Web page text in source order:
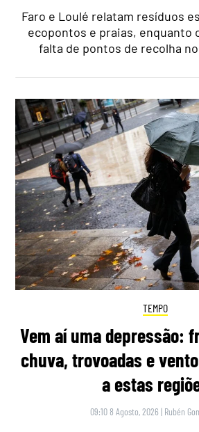
Faro e Loulé relatam resíduos
ecopontos e praias, enquanto
falta de pontos de recolha
TEMPO
Vem aí uma depressão:
chuva, trovoadas e
a estas
09:10 8 Agosto, 2026 | Rubén